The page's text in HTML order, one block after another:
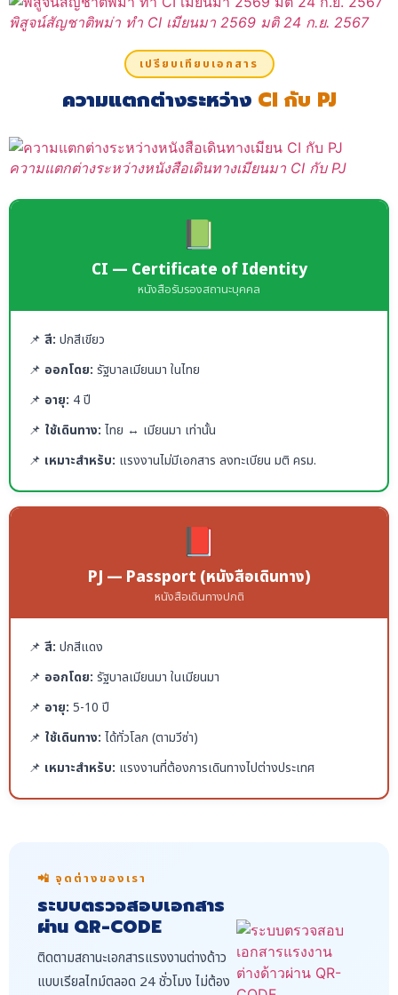
พิสูจน์สัญชาติพม่า ทำ CI เมียนมา 2569 มติ 24 ก.ย. 2567
เปรียบเทียบเอกสาร
ความแตกต่างระหว่างCI กับ PJ
ความแตกต่างระหว่างหนังสือเดินทางเมียนมา CI กับ PJ
CI — Certificate of Identity
หนังสือรับรองสถานะบุคคล
📌 สี: ปกสีเขียว
📌 ออกโดย: รัฐบาลเมียนมา ในไทย
📌 อายุ: 4 ปี
📌 ใช้เดินทาง: ไทย ↔ เมียนมา เท่านั้น
📌 เหมาะสำหรับ: แรงงานไม่มีเอกสาร ลงทะเบียน มติ ครม.
PJ — Passport (หนังสือเดินทาง)
หนังสือเดินทางปกติ
📌 สี: ปกสีแดง
📌 ออกโดย: รัฐบาลเมียนมา ในเมียนมา
📌 อายุ: 5-10 ปี
📌 ใช้เดินทาง: ได้ทั่วโลก (ตามวีซ่า)
📌 เหมาะสำหรับ: แรงงานที่ต้องการเดินทางไปต่างประเทศ
📲 จุดต่างของเรา
ระบบตรวจสอบเอกสาร
ผ่าน QR-CODE
ติดตามสถานะเอกสารแรงงานต่างด้าว
แบบเรียลไทม์ตลอด 24 ชั่วโมง ไม่ต้อง